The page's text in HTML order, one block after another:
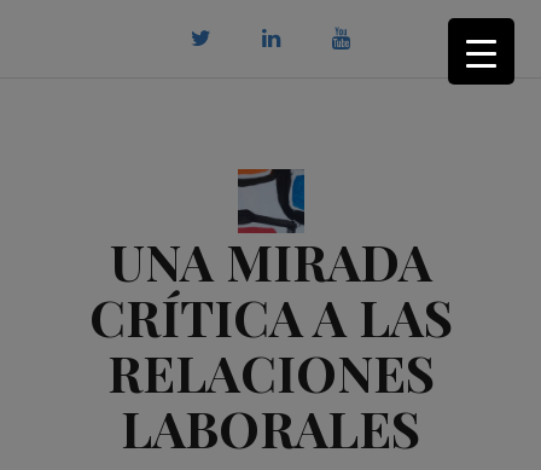
UNA MIRADA
CRÍTICA A LAS
RELACIONES
LABORALES